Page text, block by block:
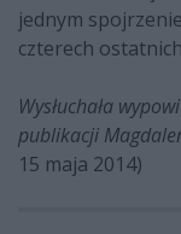
jednym
czterech
Wysłuchała
publikacji
15 maja 2014)